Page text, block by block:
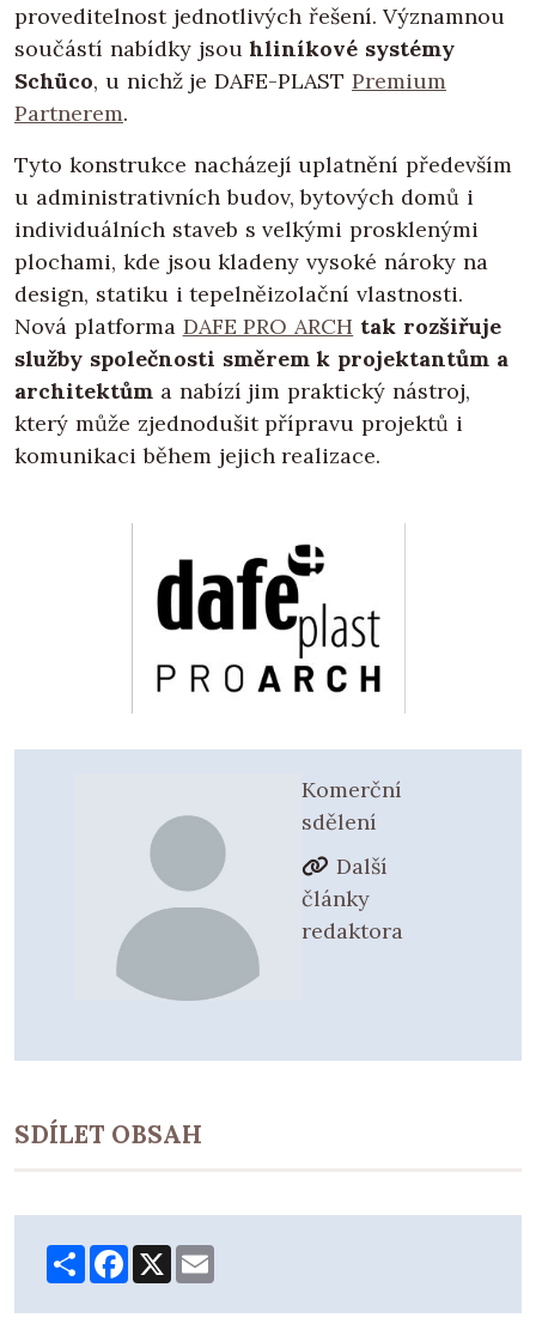
proveditelnost jednotlivých řešení. Významnou
součástí nabídky jsouhliníkové systémy
Schüco, u nichž je DAFE-PLAST Premium
Partnerem.
Tyto konstrukce nacházejí uplatnění především
u administrativních budov, bytových domů i
individuálních staveb s velkými prosklenými
plochami, kde jsou kladeny vysoké nároky na
design, statiku i tepelněizolační vlastnosti.
Nová platforma DAFE PRO ARCH tak rozšiřuje
služby společnosti směrem k projektantům a
architektům a nabízí jim praktický nástroj,
který může zjednodušit přípravu projektů i
komunikaci během jejich realizace.
Komerční
sdělení
Další
články
redaktora
SDÍLET OBSAH
ShareFacebook
X